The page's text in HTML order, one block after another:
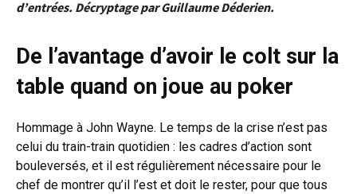
d’entrées. Décryptage par Guillaume Déderien.
De l’avantage d’avoir le colt sur la
table quand on joue au poker
Hommage à John Wayne. Le temps de la crise n’est pas
celui du train-train quotidien : les cadres d’action sont
bouleversés, et il est régulièrement nécessaire pour le
chef de montrer qu’il l’est et doit le rester, pour que tous